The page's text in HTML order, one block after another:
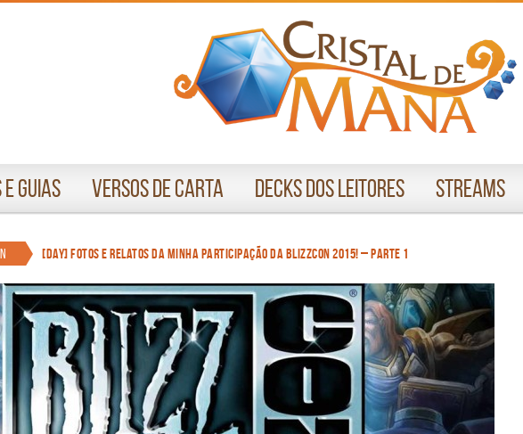
Guias Versos de Carta Decks dos Leitores Streams
[Day] Fotos e relatos da minha participação da BlizzCon 2015! – Parte 1